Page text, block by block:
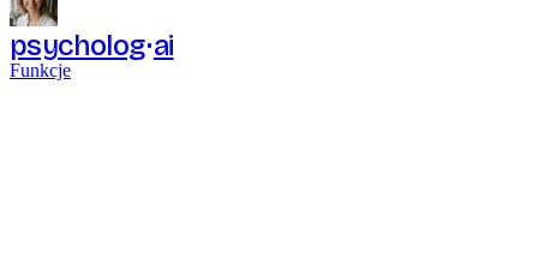
psycholog ai
Funkcje